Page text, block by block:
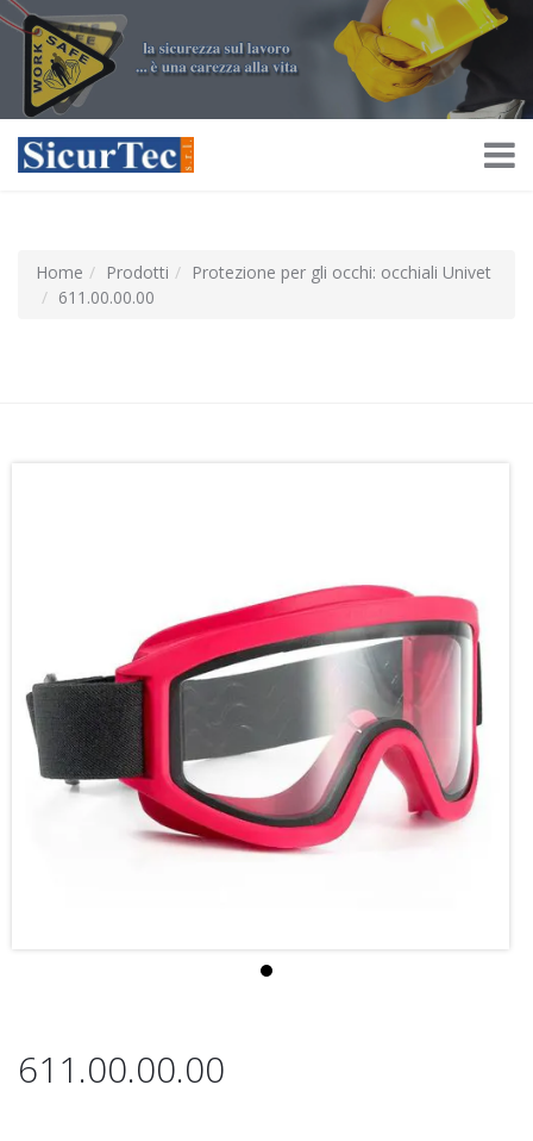
Home Prodotti
Protezione per gli occhi: occhiali Univet
611.00.00.00
611.00.00.00